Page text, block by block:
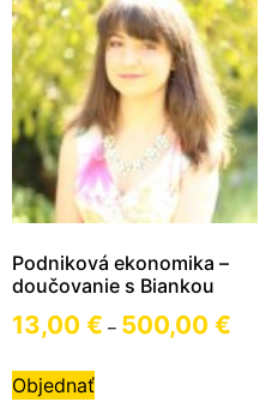
Podniková ekonomika –
doučovanie s Biankou
13,00 € – 500,00 €
Objednať